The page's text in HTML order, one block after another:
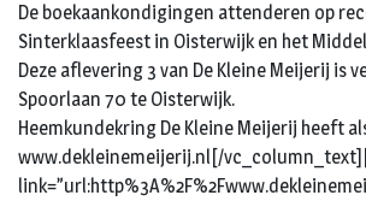
De boekaankondigingen attenderen op
Sinterklaasfeest in Oisterwijk en het
Deze aflevering 3 van De Kleine Meijerij is
Spoorlaan 70 te Oisterwijk.
Heemkundekring De Kleine Meijerij heeft
www.dekleinemeijerij.nl[/